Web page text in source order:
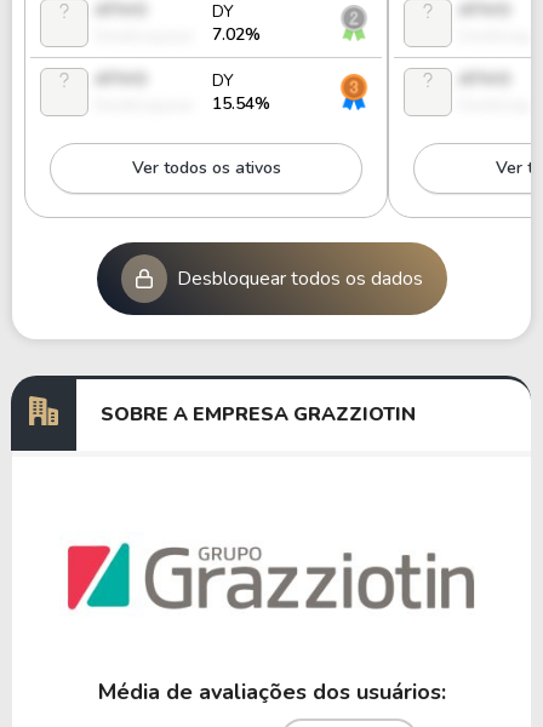
DY
7.02%
DY
15.54%
Ver todos os ativos Ver
Desbloquear todos os dados
SOBRE A EMPRESA GRAZZIOTIN
Média de avaliações dos usuários: